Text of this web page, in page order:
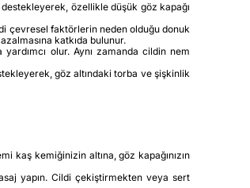
özellikle düşük göz kapağı
çevresel faktörlerin neden olduğu donuk
katkıda bulunur.
olur. Aynı zamanda cildin nem
göz altındaki torba ve şişkinlik
kaş kemiğinizin altına, göz kapağınızın
yapın. Cildi çekiştirmekten veya sert